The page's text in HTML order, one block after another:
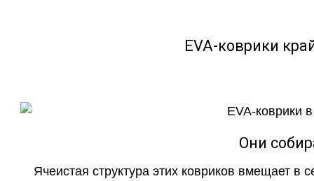
EVA-коврики
Они
Ячеистая структура этих ковриков вмещает в